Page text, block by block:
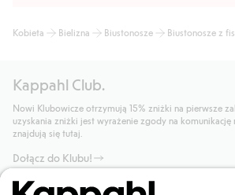
Kobieta Bielizna Biustonosze Biustonosze z
Kappahl Club.
Nowi Klubowicze otrzymują 15% zniżki na pierwsze
uzyskania zniżki jest wyrażenie zgody na komunikację
znajdują się tutaj.
Dołącz do Klubu!